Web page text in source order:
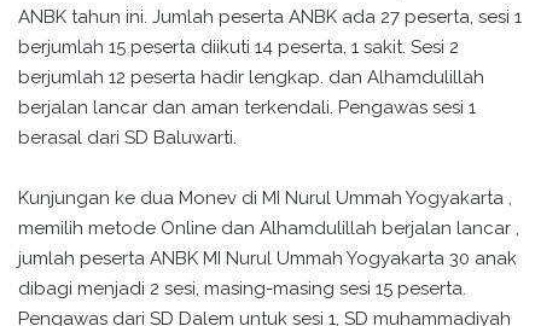
ANBK tahun ini. Jumlah peserta ANBK ada 27 peserta, sesi 1
berjumlah 15 peserta diikuti 14 peserta, 1 sakit. Sesi 2
berjumlah 12 peserta hadir lengkap. dan Alhamdulillah
berjalan lancar dan aman terkendali. Pengawas sesi 1
berasal dari SD Baluwarti.
Kunjungan ke dua Monev di MI Nurul Ummah Yogyakarta ,
memilih metode Online dan Alhamdulillah berjalan lancar ,
jumlah peserta ANBK MI Nurul Ummah Yogyakarta 30 anak
dibagi menjadi 2 sesi, masing-masing sesi 15 peserta.
Pengawas dari SD Dalem untuk sesi 1, SD muhammadiyah